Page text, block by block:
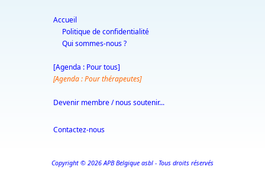
Accueil
Politique de confidentialité
Qui sommes-nous ?
[Agenda : Pour tous]
[Agenda : Pour thérapeutes]
Devenir membre / nous soutenir...
Contactez-nous
Copyright © 2026 APB Belgique asbl - Tous droits réservés